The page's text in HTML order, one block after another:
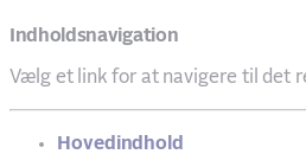
Indholdsnavigation
Vælg et link for at navigere til det
gå til
Hovedindhold